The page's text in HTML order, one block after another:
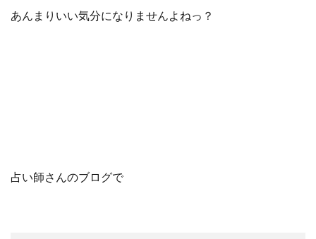
あんまりいい気分になりませんよねっ？
占い師さんのブログで